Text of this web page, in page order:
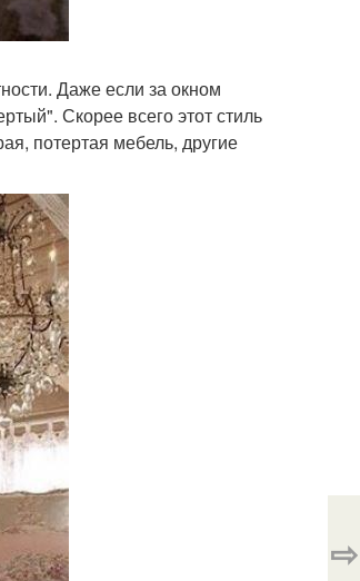
Даже если за окном
Скорее всего этот стиль
потертая мебель, другие
⇨